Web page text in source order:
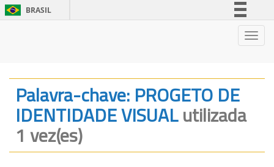
BRASIL
Legislação
Canais
Palavra-chave: PROGETO DE
IDENTIDADE VISUALutilizada
1 vez(es)